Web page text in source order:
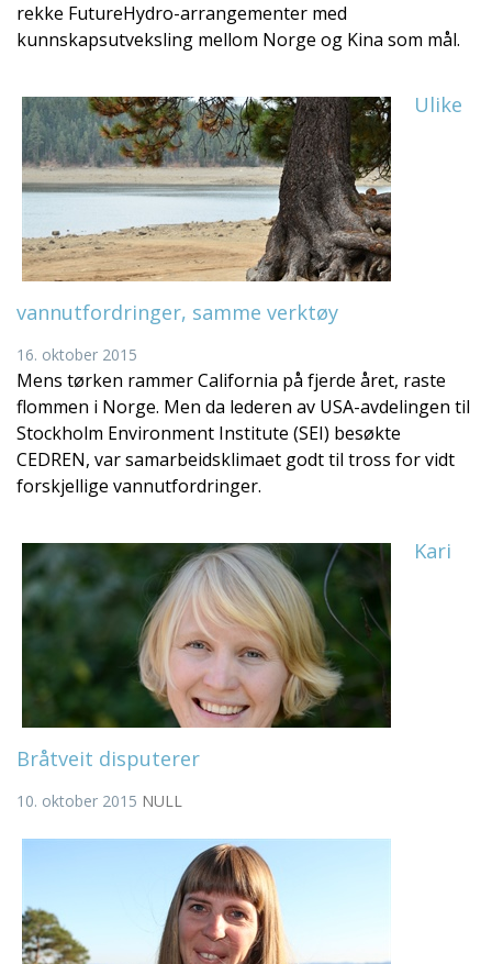
rekke FutureHydro-arrangementer med
kunnskapsutveksling mellom Norge og Kina som mål.
Ulike
vannutfordringer, samme verktøy
16. oktober 2015
Mens tørken rammer California på fjerde året, raste
flommen i Norge. Men da lederen av USA-avdelingen til
Stockholm Environment Institute (SEI) besøkte
CEDREN, var samarbeidsklimaet godt til tross for vidt
forskjellige vannutfordringer.
Kari
Bråtveit disputerer
10. oktober 2015 NULL